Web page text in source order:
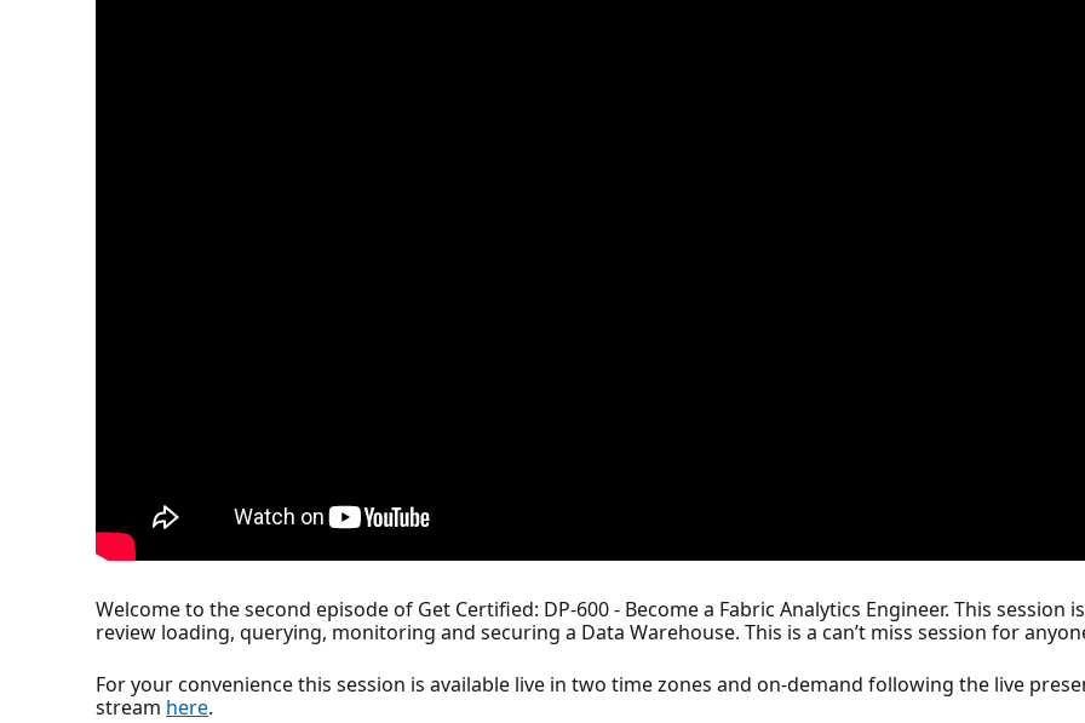
Welcome to the second episode of Get Certified: DP-600 - Become a Fabric Analytics Engineer. This session
review loading, querying, monitoring and securing a Data Warehouse. This is a can’t miss session for
For your convenience this session is available live in two time zones and on-demand following the live
stream here.